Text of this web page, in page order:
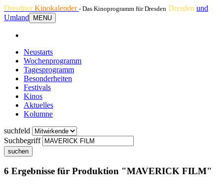
DresdnerKinokalender - Das Kinoprogramm für Dresden Dresden und
Umland
MENU
Neustarts
Wochenprogramm
Tagesprogramm
Besonderheiten
Festivals
Kinos
Aktuelles
Kolumne
suchfeld
Suchbegriff
suchen
6 Ergebnisse für Produktion "MAVERICK FILM"